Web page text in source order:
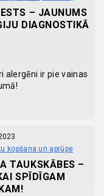
un ārstēšana
– JAUNUMS
DIAGNOSTIKĀ
alergēni ir pie vainas
kopšana un aprūpe
TAUKSKĀBES –
SPĪDĪGAM